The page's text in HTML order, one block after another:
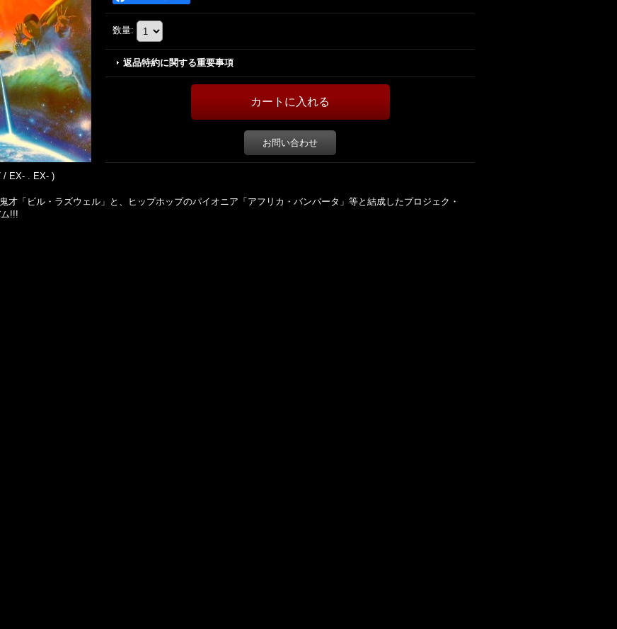
数量:
返品特約に関する重要事項
お問い合わせ
/ EX- . EX- )
才「ビル・ラズウェル」と、ヒップホップのパイオニア「アフリカ・バンバータ」等と結成したプロジェク・
!!!